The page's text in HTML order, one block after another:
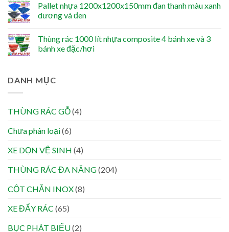
Pallet nhựa 1200x1200x150mm đan thanh màu xanh
dương và đen
Thùng rác 1000 lít nhựa composite 4 bánh xe và 3
bánh xe đặc/hơi
DANH MỤC
THÙNG RÁC GỖ(4)
Chưa phân loại(6)
XE DỌN VỆ SINH (4)
THÙNG RÁC ĐA NĂNG(204)
CỘT CHẮN INOX(8)
XE ĐẨY RÁC (65)
BỤC PHÁT BIỂU(2)